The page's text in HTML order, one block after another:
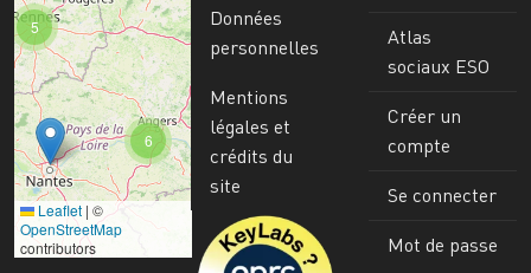
6
5
Leaflet | ©
OpenStreetMap
contributors
Données
personnelles
Mentions
légales et
crédits du
site
Image
Atlas
sociaux ESO
Créer un
compte
Se connecter
Mot de passe